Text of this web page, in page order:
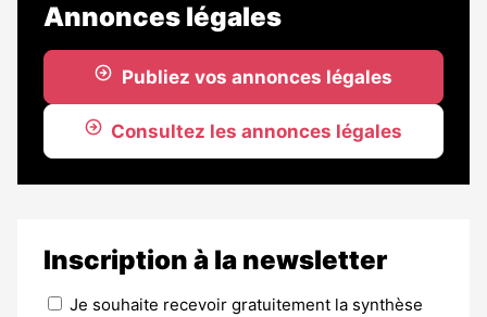
Annonces légales
Publiez vos annonces légales
Consultez les annonces légales
Inscription à la newsletter
Je souhaite recevoir gratuitement la synthèse